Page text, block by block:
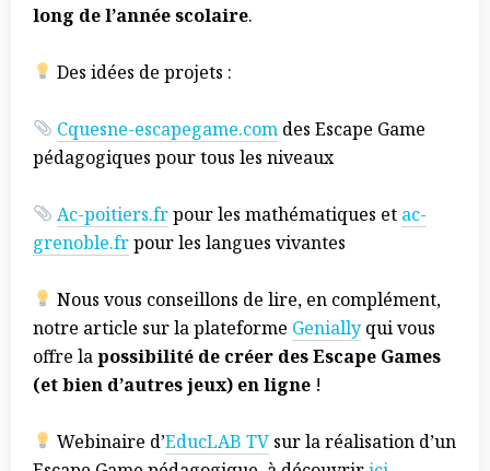
long de l’année scolaire.
Des idées de projets :
Cquesne-escapegame.com des Escape Game
pédagogiques pour tous les niveaux
Ac-poitiers.frpour les mathématiques et ac-
grenoble.frpour les langues vivantes
Nous vous conseillons de lire, en complément,
notre article sur la plateforme Genially qui vous
offre lapossibilité de créer des Escape Games
(et bien d’autres jeux) en ligne !
Webinaire d’EducLAB TV sur la réalisation d’un